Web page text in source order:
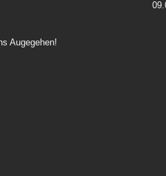
Augegehen!